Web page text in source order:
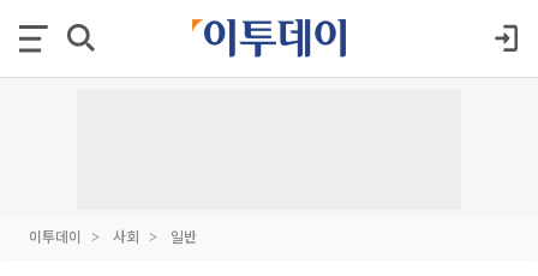
이투데이 사회 일반